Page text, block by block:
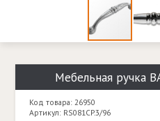
Мебельная ручка
Код товара: 26950
Артикул: RS081CP.3/96